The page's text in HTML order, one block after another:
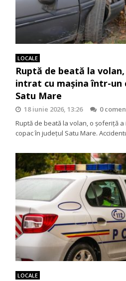
LOCALE
Ruptă de beată la
intrat cu mașina într-un
Satu Mare
18 iunie 2026, 13:26
0
Ruptă de beată la volan, o șoferiță
copac în județul Satu Mare.
LOCALE